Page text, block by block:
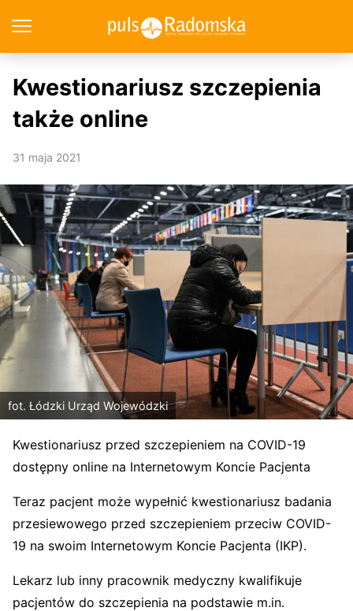
Kwestionariusz szczepienia
także online
31 maja 2021
fot. Łódzki Urząd Wojewódzki
Kwestionariusz przed szczepieniem na COVID-19
dostępny online na Internetowym Koncie Pacjenta
Teraz pacjent może wypełnić kwestionariusz badania
przesiewowego przed szczepieniem przeciw COVID-
19 na swoim Internetowym Koncie Pacjenta (IKP).
Lekarz lub inny pracownik medyczny kwalifikuje
pacjentów do szczepienia na podstawie m.in.